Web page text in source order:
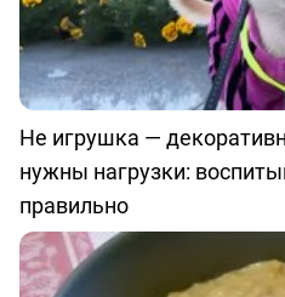
Не игрушка —
нужны нагрузки:
правильно